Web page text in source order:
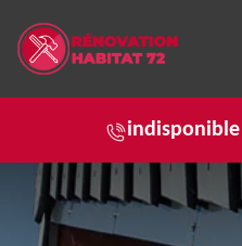
indisponible